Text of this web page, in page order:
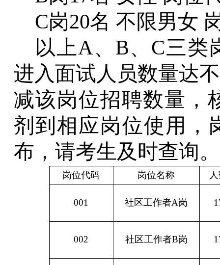
C岗20名 不限男女
以上A、 B、 C三类
进入面试人员数量达
减该岗位招聘数量，
剂到相应岗位使用
布，请考生及时查询。
岗位代码 岗位名称
001 社区工作者A岗
002 社区工作者B岗